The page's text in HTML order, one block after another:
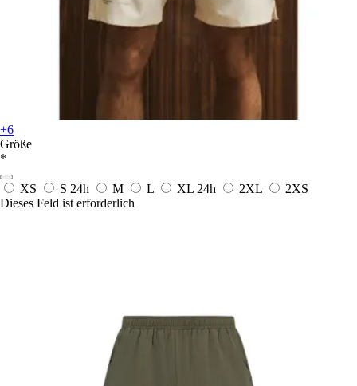
+6
Größe
*
XS S 24h M L XL 24h 2XL
2XS
Dieses Feld ist erforderlich